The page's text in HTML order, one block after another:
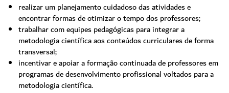
realizar um planejamento cuidadoso das atividades e
encontrar formas de otimizar o tempo dos professores;
trabalhar com equipes pedagógicas para integrar a
metodologia científica aos conteúdos curriculares de forma
transversal;
incentivar e apoiar a formação continuada de professores em
programas de desenvolvimento profissional voltados para a
metodologia científica.